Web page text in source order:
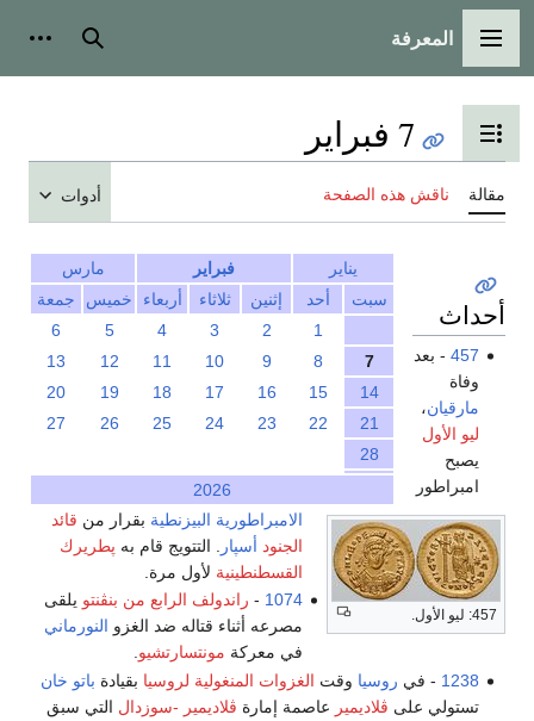
القائمة الرئيسية
المعرفة بحث
تبديل عرض جدول المحتويات
7 فبراير
مقالة ناقش هذه الصفحة أدوات
يناير فبراير
مارس
سبت
أحد إثنين ثلاثاء أربعاء خميس
جمعة
1
2
3
4
5
6
7
8
9
10
11
12
13
14
15
16
17
18
19
20
21
22
23
24
25
26
27
28
2026
أحداث
457: ليو الأول.
457 - بعد
وفاة
مارقيان،
ليو الأول
يصبح
امبراطور
الامبراطورية البيزنطية بقرار من قائد
الجنود أسپار . التتويج قام به پطريرك
القسطنطينية لأول مرة.
1074
- راندولف الرابع من بنڤنتو يلقى
مصرعه أثناء قتاله ضد الغزو النورماني
في معركة مونتسارتشيو.
1238 - في روسيا وقت الغزوات المنغولية لروسيا بقيادة باتو خان
تستولي على ڤلاديمير عاصمة إمارة ڤلاديمير -سوزدال التي سبق